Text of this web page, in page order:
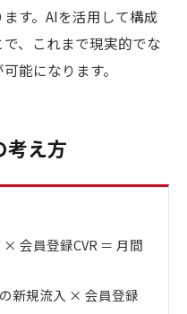
す。AIを活用して構成
、これまで現実的でな
能になります。
考え方
会員登録CVR ＝ 月間
新規流入 × 会員登録